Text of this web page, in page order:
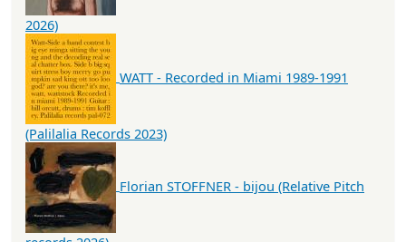
2026)
WATT - Recorded in Miami 1989-1991
(Palilalia Records 2023)
Florian STOFFNER - bijou (Relative Pitch